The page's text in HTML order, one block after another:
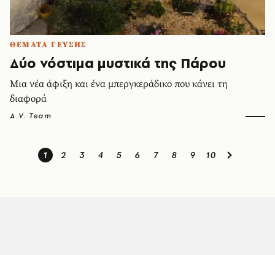
ΘΕΜΑΤΑ ΓΕΥΣΗΣ
Δύο νόστιμα μυστικά της Πάρου
Μια νέα άφιξη και ένα μπεργκεράδικο που κάνει τη
διαφορά
A.V. Team
1 2 3 4 5 6 7 8 9 10